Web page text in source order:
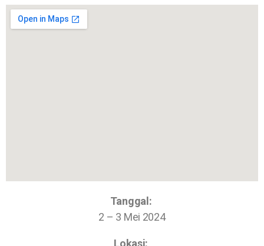
Tanggal:
2 – 3 Mei 2024
Lokasi: